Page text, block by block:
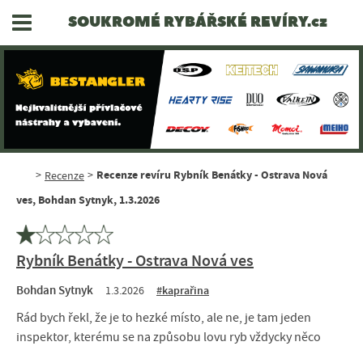
SOUKROMÉ RYBÁŘSKÉ REVÍRY.cz
> Recenze > Recenze revíru Rybník Benátky - Ostrava Nová
ves, Bohdan Sytnyk, 1.3.2026
Rybník Benátky - Ostrava Nová ves
Bohdan Sytnyk 1.3.2026 #kaprařina
Rád bych řekl, že je to hezké místo, ale ne, je tam jeden
inspektor, kterému se na způsobu lovu ryb vždycky něco